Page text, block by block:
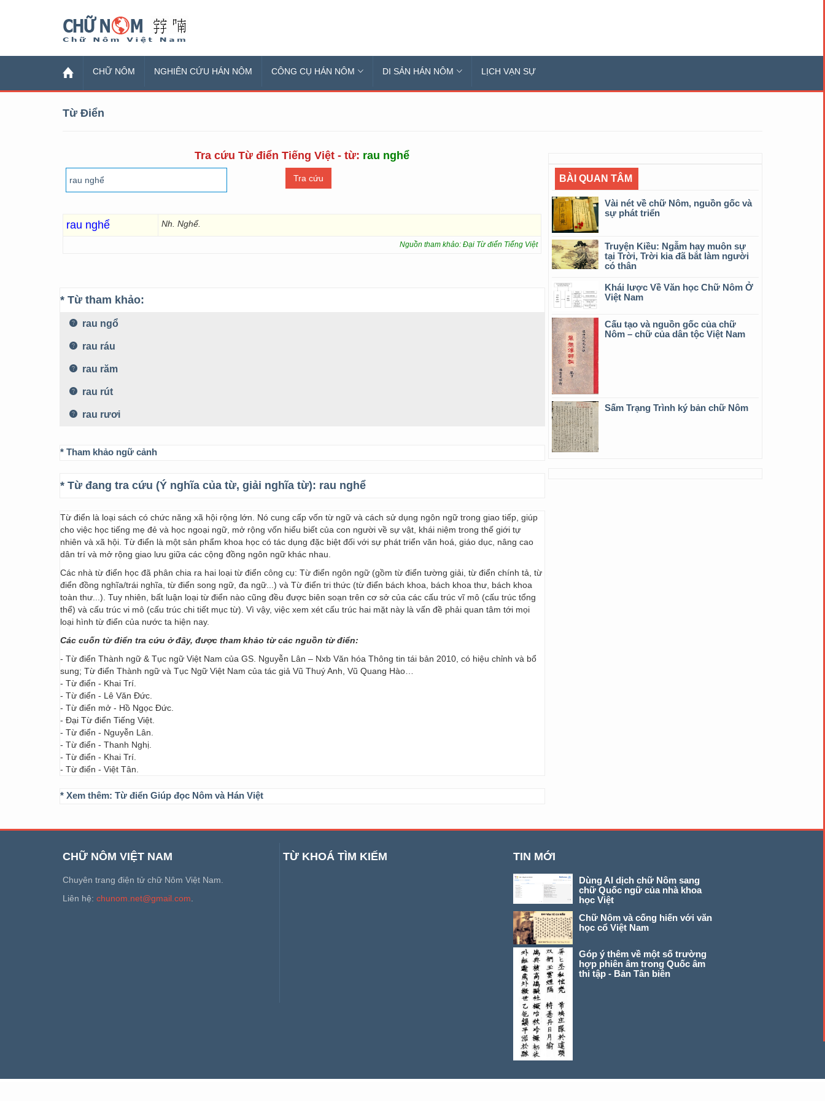
CHỮ NÔM NGHIÊN CỨU HÁN NÔM CÔNG CỤ HÁN NÔM DI SẢN HÁN NÔM LỊCH VẠN SỰ
Từ Điển
Tra cứu Từ điển Tiếng Việt - từ: rau nghể
rau nghể Nh. Nghể.
Nguồn tham khảo: Đại Từ điển Tiếng Việt
* Từ tham khảo:
rau ngổ
rau ráu
rau răm
rau rút
rau rươi
* Tham khảo ngữ cảnh
* Từ đang tra cứu (Ý nghĩa của từ, giải nghĩa từ): rau nghể
Từ điển là loại sách có chức năng xã hội rộng lớn. Nó cung cấp vốn từ ngữ và cách sử dụng ngôn ngữ trong giao tiếp, giúp
cho việc học tiếng mẹ đẻ và học ngoại ngữ, mở rộng vốn hiểu biết của con người về sự vật, khái niệm trong thế giới tự
nhiên và xã hội. Từ điển là một sản phẩm khoa học có tác dụng đặc biệt đối với sự phát triển văn hoá, giáo dục, nâng cao
dân trí và mở rộng giao lưu giữa các cộng đồng ngôn ngữ khác nhau.
Các nhà từ điển học đã phân chia ra hai loại từ điển công cụ: Từ điển ngôn ngữ (gồm từ điển tường giải, từ điển chính tả, từ
điển đồng nghĩa/trái nghĩa, từ điển song ngữ, đa ngữ...) và Từ điển tri thức (từ điển bách khoa, bách khoa thư, bách khoa
toàn thư...). Tuy nhiên, bất luận loại từ điển nào cũng đều được biên soạn trên cơ sở của các cấu trúc vĩ mô (cấu trúc tổng
thể) và cấu trúc vi mô (cấu trúc chi tiết mục từ). Vì vậy, việc xem xét cấu trúc hai mặt này là vấn đề phải quan tâm tới mọi
loại hình từ điển của nước ta hiện nay.
Các cuốn từ điển tra cứu ở đây, được tham khảo từ các nguồn từ điển:
- Từ điển Thành ngữ & Tục ngữ Việt Nam của GS. Nguyễn Lân – Nxb Văn hóa Thông tin tái bản 2010, có hiệu chỉnh và bổ
sung; Từ điển Thành ngữ và Tục Ngữ Việt Nam của tác giả Vũ Thuý Anh, Vũ Quang Hào…
- Từ điển - Khai Trí.
- Từ điển - Lê Văn Đức.
- Từ điển mở - Hồ Ngọc Đức.
- Đại Từ điển Tiếng Việt.
- Từ điển - Nguyễn Lân.
- Từ điển - Thanh Nghị.
- Từ điển - Khai Trí.
- Từ điển - Việt Tân.
* Xem thêm: Từ điển Giúp đọc Nôm và Hán Việt
BÀI QUAN TÂM
Vài nét về chữ Nôm, nguồn gốc và
sự phát triển
Truyện Kiều: Ngẫm hay muôn sự
tại Trời, Trời kia đã bắt làm người
có thân
Khái lược Về Văn học Chữ Nôm Ở
Việt Nam
Cấu tạo và nguồn gốc của chữ
Nôm – chữ của dân tộc Việt Nam
Sấm Trạng Trình ký bản chữ Nôm
CHỮ NÔM VIỆT NAM
Chuyên trang điện tử chữ Nôm Việt Nam.
Liên hệ: chunom.net@gmail.com
TỪ KHOÁ TÌM KIẾM TIN MỚI
Dùng AI dịch chữ Nôm sang
chữ Quốc ngữ của nhà khoa
học Việt
Chữ Nôm và cống hiến với văn
học cổ Việt Nam
Góp ý thêm về một số trường
hợp phiên âm trong Quốc âm
thi tập - Bản Tân biên